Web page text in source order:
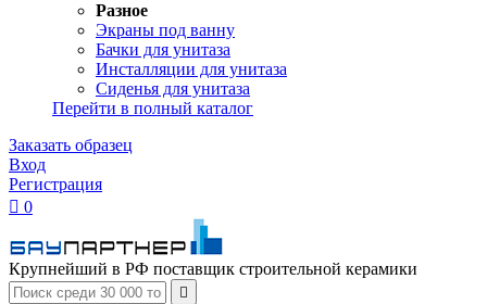
Разное
Экраны под ванну
Бачки для унитаза
Инсталляции для унитаза
Сиденья для унитаза
Перейти в полный каталог
Заказать образец
Вход
Регистрация
 0
Крупнейший в РФ поставщик строительной керамики
